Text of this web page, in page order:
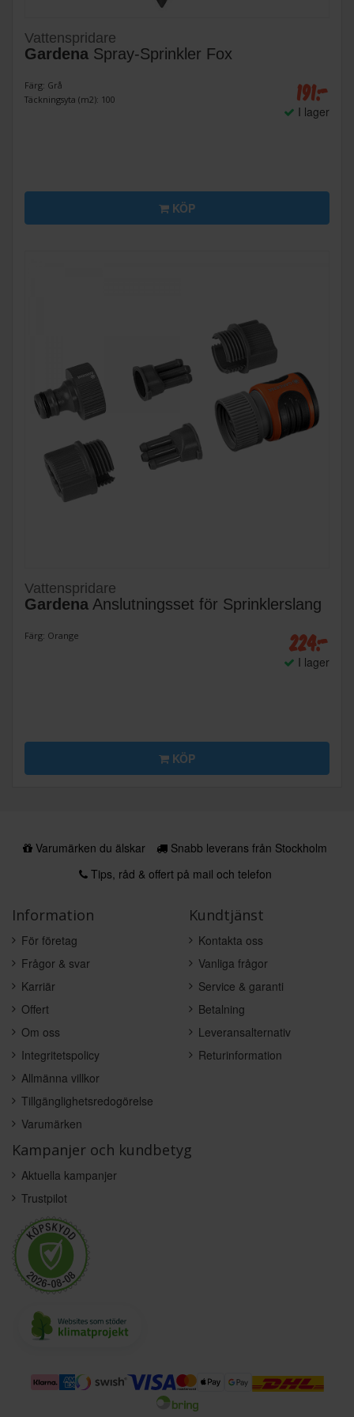
Vattenspridare
Gardena Spray-Sprinkler Fox
Färg: Grå
Täckningsyta (m2): 100
191:-
I lager
KÖP
Vattenspridare
Gardena Anslutningsset för Sprinklerslang
Färg: Orange 224:-
I lager
KÖP
Varumärken du älskar
Snabb leverans från Stockholm
Tips, råd & offert på mail och telefon
Information
För företag
Frågor & svar
Karriär
Offert
Om oss
Integritetspolicy
Allmänna villkor
Tillgänglighetsredogörelse
Varumärken
Kundtjänst
Kontakta oss
Vanliga frågor
Service & garanti
Betalning
Leveransalternativ
Returinformation
Kampanjer och kundbetyg
Aktuella kampanjer
Trustpilot